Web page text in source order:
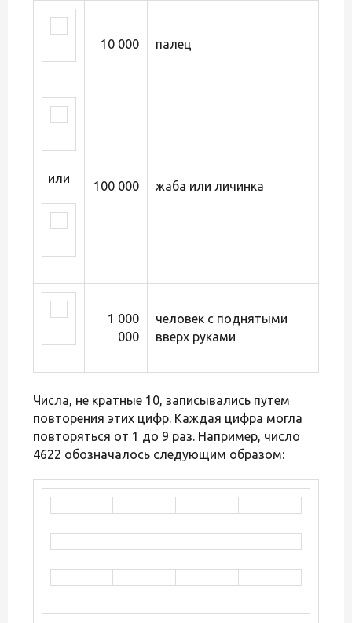
10 000 палец
или
100 000 жаба или личинка
1 000
000
человек с поднятыми
вверх руками
Числа, не кратные 10, записывались путем
повторения этих цифр. Каждая цифра могла
повторяться от 1 до 9 раз. Например, число
4622 обозначалось следующим образом: